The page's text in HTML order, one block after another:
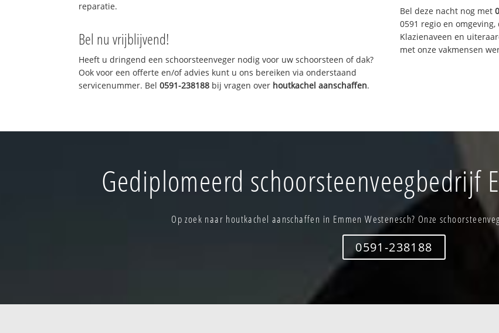
reparatie.
Bel nu vrijblijvend!
Heeft u dringend een schoorsteenveger nodig voor uw schoorsteen of dak?
Ook voor een offerte en/of advies kunt u ons bereiken via onderstaand
servicenummer. Bel0591-238188 bij vragen over houtkachel aanschaffen.
Bel deze nacht nog met
0591 regio en
Klazienaveen en
met onze vakmensen
Gediplomeerd schoorsteenveegbedrijf
Op zoek naar houtkachel aanschaffen in Emmen Westenesch? Onze
0591-238188